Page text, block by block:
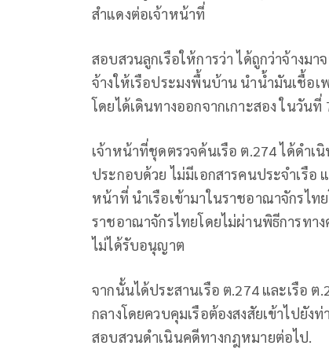
สำแดงต่อเจ้าหน้าที่
สอบสวนลูกเรือให้การว่า ได้ถูกว่าจ้างม
จ้างให้เรือประมงพื้นบ้าน นำน้ำมันเชื้อเ
โดยได้เดินทางออกจากเกาะสอง ในวันที่
เจ้าหน้าที่ชุดตรวจค้นเรือ ต.274 ได้ดำ
ประกอบด้วย ไม่มีเอกสารคนประจำเรือ
หน้าที่ นำเรือเข้ามาในราชอาณาจักรไ
ราชอาณาจักรไทยโดยไม่ผ่านพิธีการทา
ไม่ได้รับอนุญาต
จากนั้นได้ประสานเรือ ต.274 และเรือ ต
กลางโดยควบคุมเรือต้องสงสัยเข้าไปยัง
สอบสวนดำเนินคดีทางกฎหมายต่อไป.